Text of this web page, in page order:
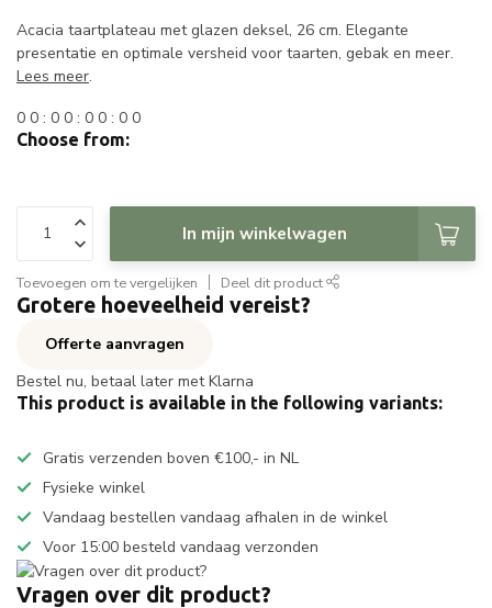
Acacia taartplateau met glazen deksel, 26 cm. Elegante
presentatie en optimale versheid voor taarten, gebak en meer.
Lees meer.
0 0 : 0 0 : 0 0 : 0 0
Choose from:
In mijn winkelwagen
Toevoegen om te vergelijken Deel dit product
Grotere hoeveelheid vereist?
Offerte aanvragen
Bestel nu, betaal later met Klarna
This product is available in the following variants:
Gratis verzenden boven €100,- in NL
Fysieke winkel
Vandaag bestellen vandaag afhalen in de winkel
Voor 15:00 besteld vandaag verzonden
Vragen over dit product?